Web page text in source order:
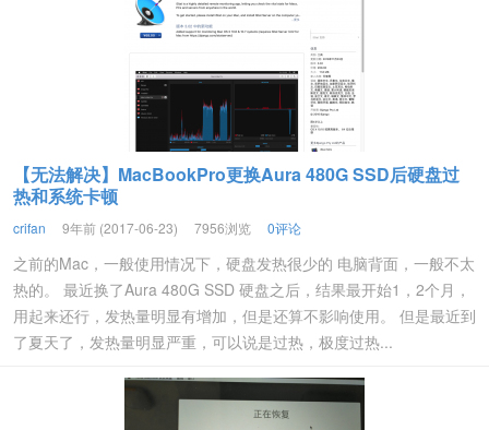
【无法解决】MacBookPro更换Aura 480G SSD后硬盘过
热和系统卡顿
crifan 9年前 (2017-06-23) 7956浏览 0评论
之前的Mac，一般使用情况下，硬盘发热很少的 电脑背面，一般不太
热的。 最近换了Aura 480G SSD 硬盘之后，结果最开始1，2个月，
用起来还行，发热量明显有增加，但是还算不影响使用。 但是最近到
了夏天了，发热量明显严重，可以说是过热，极度过热...